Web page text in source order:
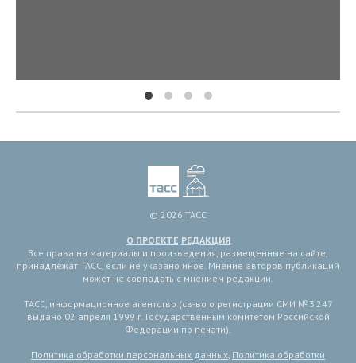
© 2026 ТАСС
О ПРОЕКТЕ РЕДАКЦИЯ
Все права на материалы и произведения, размещенные на сайте,
принадлежат ТАСС, если не указано иное. Мнение авторов публикаций
может не совпадать с мнением редакции.
ТАСС, информационное агентство (св-во о регистрации СМИ № 3 247
выдано 02 апреля 1999 г. Государственным комитетом Российской
Федерации по печати).
Политика обработки персональных данных, Политика обработки